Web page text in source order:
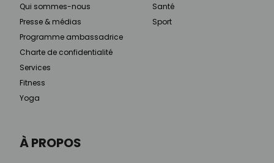
À PROPOS
Qui sommes-nous
Presse & médias
Programme ambassadrice
Charte de confidentialité
Services
Fitness
Yoga
Santé
Sport